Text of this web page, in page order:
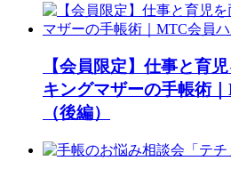
【会員限定】仕事と育
キングマザーの手帳術
（後編）